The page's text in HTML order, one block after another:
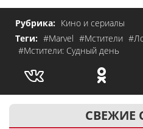
Рубрика: Кино и сериалы
Теги: #Marvel #Мстители
#Мстители: Судный день
СВЕЖИЕ